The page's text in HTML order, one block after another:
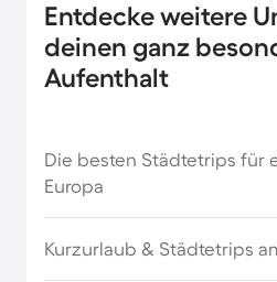
Kurztrip nach Schweden
Kurzurlaub in Belgien
Entdecke weitere
deinen ganz
Aufenthalt
Die besten Städtetrips für
Europa
Kurzurlaub & Städtetrips